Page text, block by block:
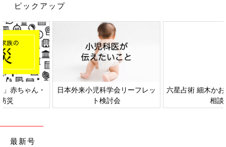
ピックアップ
日本外来小児科学会リーフレッ
六星占術 細木かおりさんの人生
最新号